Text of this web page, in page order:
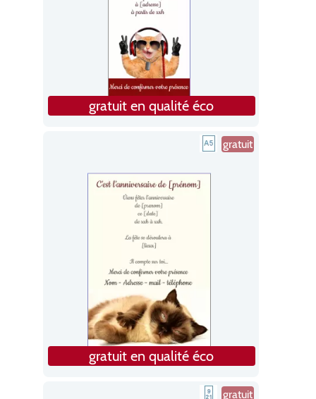
gratuit en qualité éco
gratuit
gratuit en qualité éco
gratuit